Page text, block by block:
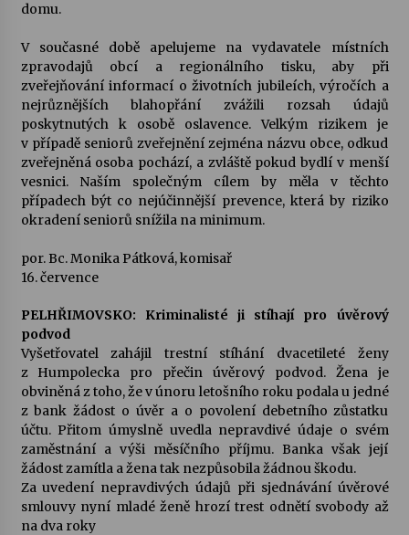
domu.
V současné době apelujeme na vydavatele místních
zpravodajů obcí a regionálního tisku, aby při
zveřejňování informací o životních jubileích, výročích a
nejrůznějších blahopřání zvážili rozsah údajů
poskytnutých k osobě oslavence. Velkým rizikem je
v případě seniorů zveřejnění zejména názvu obce, odkud
zveřejněná osoba pochází, a zvláště pokud bydlí v menší
vesnici. Naším společným cílem by měla v těchto
případech být co nejúčinnější prevence, která by riziko
okradení seniorů snížila na minimum.
por. Bc. Monika Pátková, komisař
16. července
PELHŘIMOVSKO: Kriminalisté ji stíhají pro úvěrový
podvod
Vyšetřovatel zahájil trestní stíhání dvacetileté ženy
z Humpolecka pro přečin úvěrový podvod. Žena je
obviněná z toho, že v únoru letošního roku podala u jedné
z bank žádost o úvěr a o povolení debetního zůstatku
účtu. Přitom úmyslně uvedla nepravdivé údaje o svém
zaměstnání a výši měsíčního příjmu. Banka však její
žádost zamítla a žena tak nezpůsobila žádnou škodu.
Za uvedení nepravdivých údajů při sjednávání úvěrové
smlouvy nyní mladé ženě hrozí trest odnětí svobody až
na dva roky